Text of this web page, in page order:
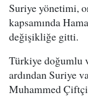
Suriye yönetimi,
kapsamında
değişikliğe gitti.
Türkiye doğumlu
ardından Suriye
Muhammed